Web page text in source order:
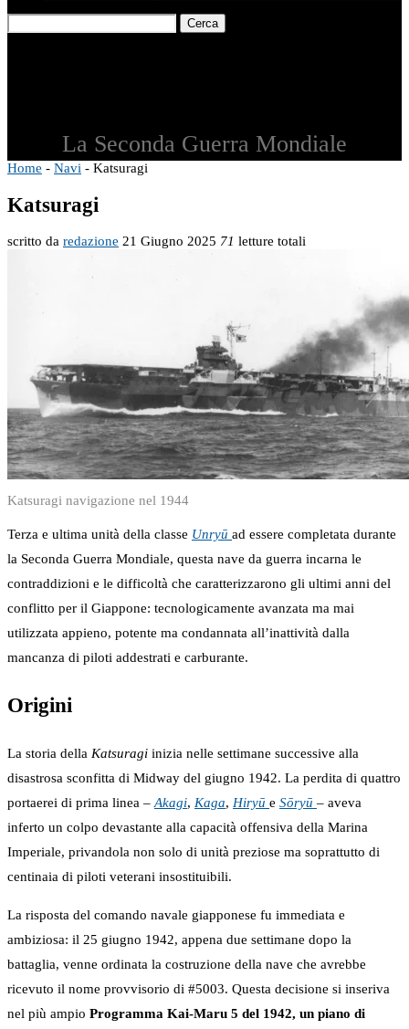
Cerca
La Seconda Guerra Mondiale
Home - Navi - Katsuragi
Katsuragi
scritto da redazione 21 Giugno 2025 71 letture totali
Katsuragi navigazione nel 1944
Terza e ultima unità della classe Unryū ad essere completata durante
la Seconda Guerra Mondiale, questa nave da guerra incarna le
contraddizioni e le difficoltà che caratterizzarono gli ultimi anni del
conflitto per il Giappone: tecnologicamente avanzata ma mai
utilizzata appieno, potente ma condannata all’inattività dalla
mancanza di piloti addestrati e carburante.
Origini
La storia della Katsuragi inizia nelle settimane successive alla
disastrosa sconfitta di Midway del giugno 1942. La perdita di quattro
portaerei di prima linea – Akagi, Kaga, Hiryū e Sōryū – aveva
inferto un colpo devastante alla capacità offensiva della Marina
Imperiale, privandola non solo di unità preziose ma soprattutto di
centinaia di piloti veterani insostituibili.
La risposta del comando navale giapponese fu immediata e
ambiziosa: il 25 giugno 1942, appena due settimane dopo la
battaglia, venne ordinata la costruzione della nave che avrebbe
ricevuto il nome provvisorio di #5003. Questa decisione si inseriva
nel più ampio Programma Kai-Maru 5 del 1942, un piano di